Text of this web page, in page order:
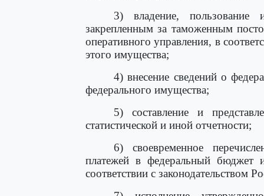
3) владение, пользование
закрепленным за таможенным
оперативного управления, в
этого имущества;
4) внесение сведений о
федерального имущества;
5) составление и
статистической и иной отчетности;
6) своевременное
платежей в федеральный бюджет
соответствии с законодательством